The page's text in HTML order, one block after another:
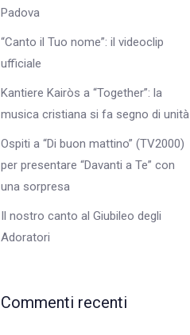
Padova
“Canto il Tuo nome”: il videoclip
ufficiale
Kantiere Kairòs a “Together”: la
musica cristiana si fa segno di unità
Ospiti a “Di buon mattino” (TV2000)
per presentare “Davanti a Te” con
una sorpresa
Il nostro canto al Giubileo degli
Adoratori
Commenti recenti